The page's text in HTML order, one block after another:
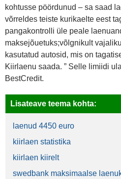
kohtusse pöördunud – sa saad
võrreldes teiste kurikaelte eest
pangakontrolli üle peale
maksejõuetuks;võlgnikult
kasutatud autosid, mis on
Kiirlaenu saada. ” Selle limiidi
BestCredit.
Lisateave teema kohta:
laenud 4450 euro
kiirlaen statistika
kiirlaen kiirelt
swedbank maksimaalse